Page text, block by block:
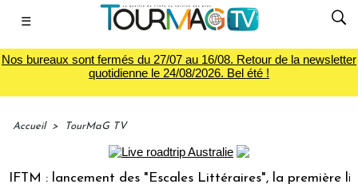
☰
Nos bureaux sont fermés du 27/07 au 16/08. Retour de la newsletter
quotidienne le 24/08/2026. Bel été !
Accueil > TourMaG TV
: lancement des "Escales Littéraires", la première